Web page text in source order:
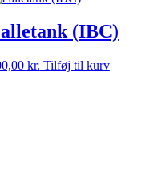
(IBC)
kr. Tilføj til kurv